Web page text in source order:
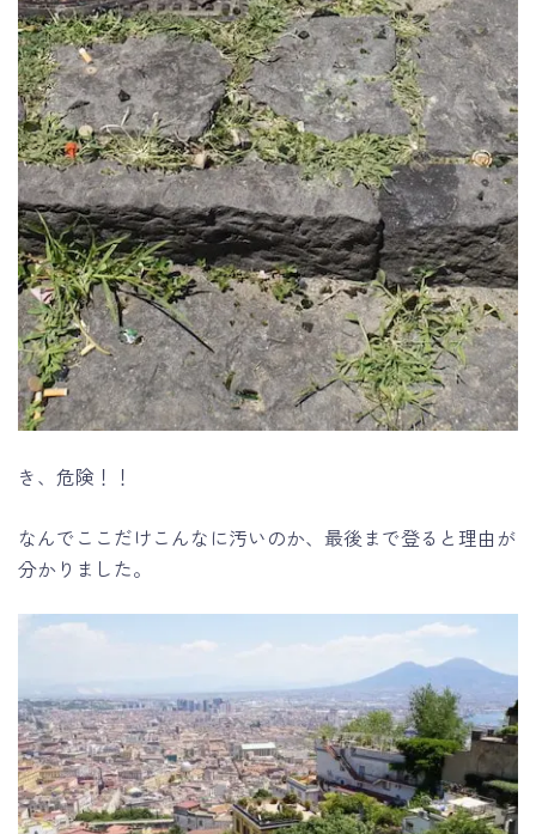
き、危険！！
なんでここだけこんなに汚いのか、最後まで登ると理由が
分かりました。